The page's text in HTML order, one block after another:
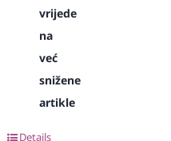
vrijede
na
već
snižene
artikle
Details